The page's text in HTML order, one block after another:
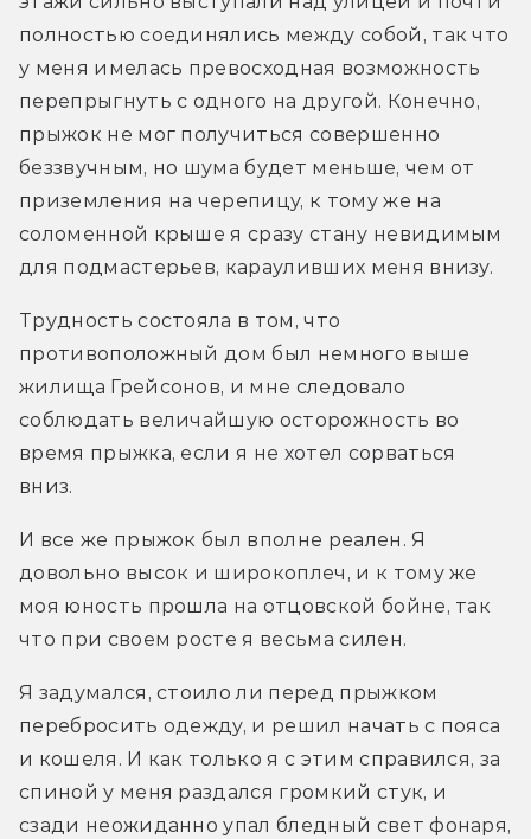
полностью соединялись между собой, так что
у меня имелась превосходная возможность
перепрыгнуть с одного на другой. Конечно,
прыжок не мог получиться совершенно
беззвучным, но шума будет меньше, чем от
приземления на черепицу, к тому же на
соломенной крыше я сразу стану невидимым
для подмастерьев, карауливших меня внизу.
Трудность состояла в том, что
противоположный дом был немного выше
жилища Грейсонов, и мне следовало
соблюдать величайшую осторожность во
время прыжка, если я не хотел сорваться
вниз.
И все же прыжок был вполне реален. Я
довольно высок и широкоплеч, и к тому же
моя юность прошла на отцовской бойне, так
что при своем росте я весьма силен.
Я задумался, стоило ли перед прыжком
перебросить одежду, и решил начать с пояса
и кошеля. И как только я с этим справился, за
спиной у меня раздался громкий стук, и
сзади неожиданно упал бледный свет фонаря,